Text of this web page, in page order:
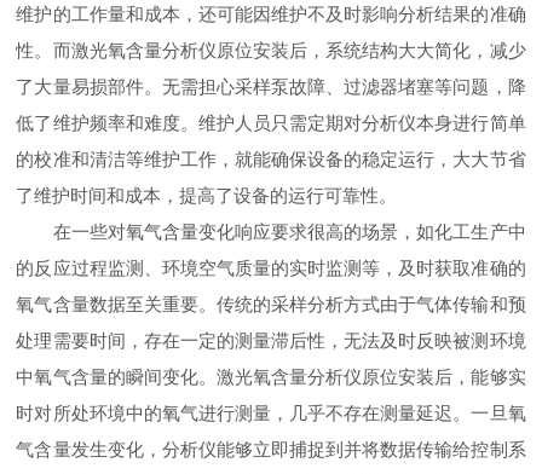
维护的工作量和成本，还可能因维护不及时影响分析结果的准确
性。而激光氧含量分析仪原位安装后，系统结构大大简化，减少
了大量易损部件。无需担心采样泵故障、过滤器堵塞等问题，降
低了维护频率和难度。维护人员只需定期对分析仪本身进行简单
的校准和清洁等维护工作，就能确保设备的稳定运行，大大节省
了维护时间和成本，提高了设备的运行可靠性。
在一些对氧气含量变化响应要求很高的场景，如化工生产中
的反应过程监测、环境空气质量的实时监测等，及时获取准确的
氧气含量数据至关重要。传统的采样分析方式由于气体传输和预
处理需要时间，存在一定的测量滞后性，无法及时反映被测环境
中氧气含量的瞬间变化。激光氧含量分析仪原位安装后，能够实
时对所处环境中的氧气进行测量，几乎不存在测量延迟。一旦氧
气含量发生变化，分析仪能够立即捕捉到并将数据传输给控制系